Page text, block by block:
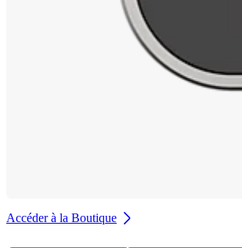
Accéder à la Boutique